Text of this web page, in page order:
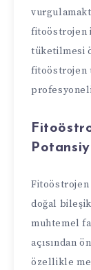
fitoöstrojen
tüketilmesi
fitoöstrojen
Fitoöstrojen
doğal
muhtemel
açısından
özellikle